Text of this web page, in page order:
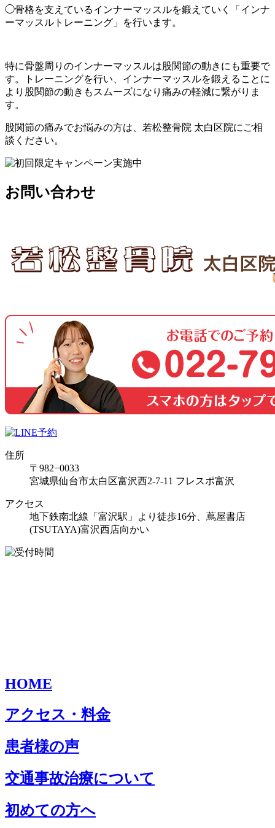
◯骨格を支えているインナーマッスルを鍛えていく「インナ
ーマッスルトレーニング」を行います。
特に骨盤周りのインナーマッスルは股関節の動きにも重要で
す。トレーニングを行い、インナーマッスルを鍛えることに
より股関節の動きもスムーズになり痛みの軽減に繋がりま
す。
股関節の痛みでお悩みの方は、若松整骨院 太白区院にご相
談ください。
お問い合わせ
住所
〒982−0033
宮城県仙台市太白区富沢西2-7-11 フレスポ富沢
アクセス
地下鉄南北線「富沢駅」より徒歩16分、蔦屋書店
(TSUTAYA)富沢西店向かい
HOME
アクセス・料金
患者様の声
交通事故治療について
初めての方へ